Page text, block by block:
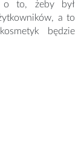
o to, żeby był
a to
będzie